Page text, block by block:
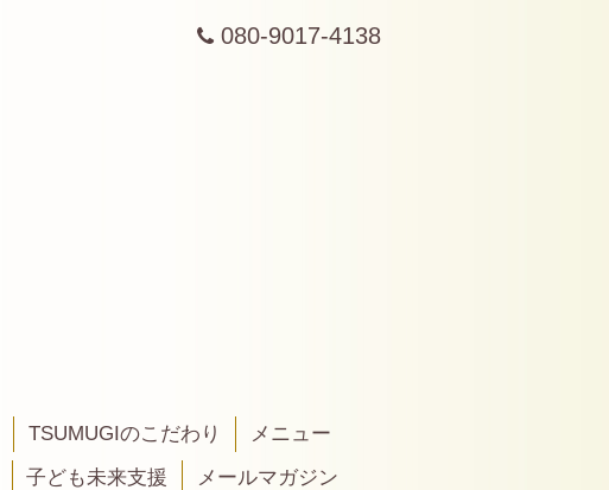
080-9017-4138
TSUMUGIのこだわり
メニュー
子ども未来支援
メールマガジン